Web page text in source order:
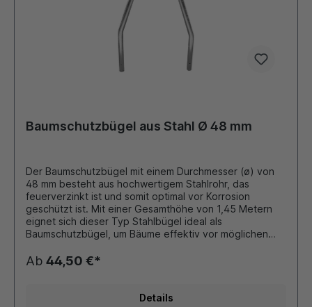
Baumschutzbügel aus Stahl Ø 48 mm
Der Baumschutzbügel mit einem Durchmesser (ø) von
48 mm besteht aus hochwertigem Stahlrohr, das
feuerverzinkt ist und somit optimal vor Korrosion
geschützt ist. Mit einer Gesamthöhe von 1,45 Metern
eignet sich dieser Typ Stahlbügel ideal als
Baumschutzbügel, um Bäume effektiv vor möglichen
Durchmesser von 48 mm und einer Wandstärke von 2,0
mm gewährleistet eine robuste Konstruktion. Durch das
positioniert und dient vielseitig als Anfahrtsschutz,
Ab 44,50 €*
Details